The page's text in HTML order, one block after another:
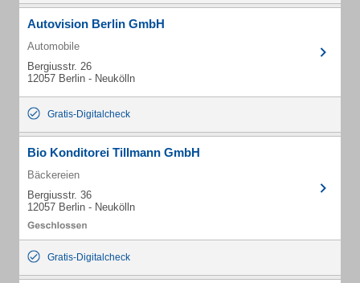
Autovision Berlin GmbH
Automobile
Bergiusstr. 26
12057 Berlin - Neukölln
Gratis-Digitalcheck
Bio Konditorei Tillmann GmbH
Bäckereien
Bergiusstr. 36
12057 Berlin - Neukölln
Gratis-Digitalcheck